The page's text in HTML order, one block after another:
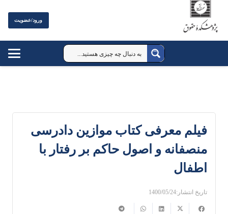
ورود/عضویت
فیلم معرفی کتاب موازین دادرسی
منصفانه و اصول حاکم بر رفتار با
اطفال
تاریخ انتشار:1400/05/24